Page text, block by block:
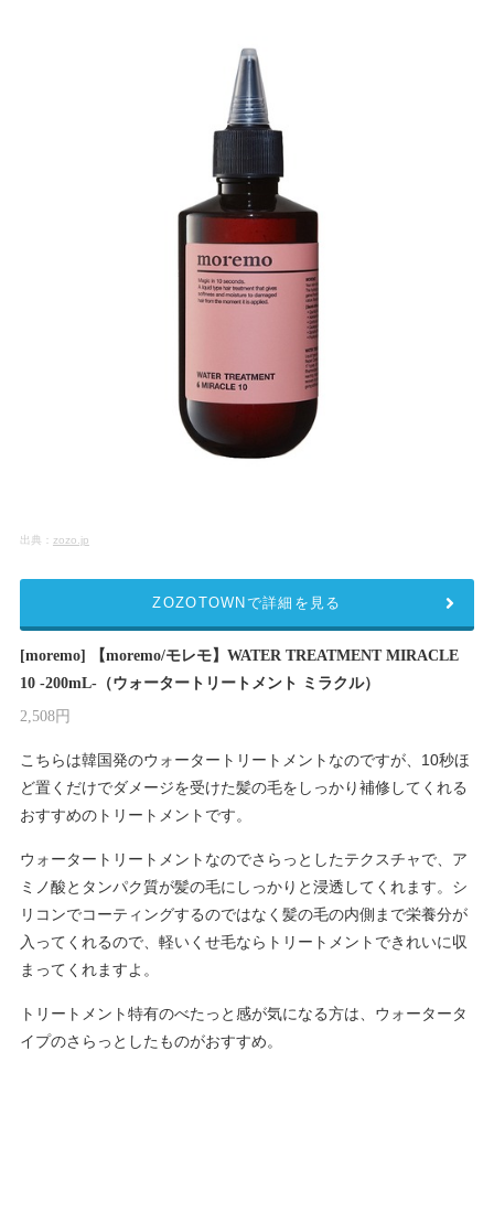
出典： zozo.jp
[moremo] 【moremo/モレモ】WATER TREATMENT MIRACLE
10 -200mL-（ウォータートリートメント ミラクル）
2,508円
こちらは韓国発のウォータートリートメントなのですが、10秒ほ
ど置くだけでダメージを受けた髪の毛をしっかり補修してくれる
おすすめのトリートメントです。
ウォータートリートメントなのでさらっとしたテクスチャで、ア
ミノ酸とタンパク質が髪の毛にしっかりと浸透してくれます。シ
リコンでコーティングするのではなく髪の毛の内側まで栄養分が
入ってくれるので、軽いくせ毛ならトリートメントできれいに収
まってくれますよ。
トリートメント特有のべたっと感が気になる方は、ウォータータ
イプのさらっとしたものがおすすめ。
ZOZOTOWNで詳細を見る